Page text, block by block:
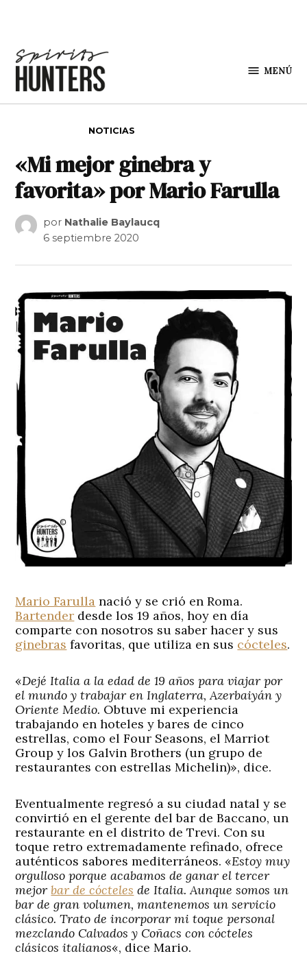
MENÚ
NOTICIAS
«Mi mejor ginebra y
favorita» por Mario Farulla
por Nathalie Baylaucq
6 septiembre 2020
Mario Farulla nació y se crió en Roma.
Bartender desde los 19 años, hoy en día
comparte con nosotros su saber hacer y sus
ginebras favoritas, que utiliza en sus cócteles.
«Dejé Italia a la edad de 19 años para viajar por
el mundo y trabajar en Inglaterra, Azerbaiyán y
Oriente Medio. Obtuve mi experiencia
trabajando en hoteles y bares de cinco
estrellas, como el Four Seasons, el Marriot
Group y los Galvin Brothers (un grupo de
restaurantes con estrellas Michelin)», dice.
Eventualmente regresó a su ciudad natal y se
convirtió en el gerente del bar de Baccano, un
restaurante en el distrito de Trevi. Con su
toque retro extremadamente refinado, ofrece
auténticos sabores mediterráneos. «Estoy muy
orgulloso porque acabamos de ganar el tercer
mejorbar de cócteles de Italia. Aunque somos un
bar de gran volumen, mantenemos un servicio
clásico. Trato de incorporar mi toque personal
mezclando Calvados y Coñacs con cócteles
clásicos italianos«, dice Mario.